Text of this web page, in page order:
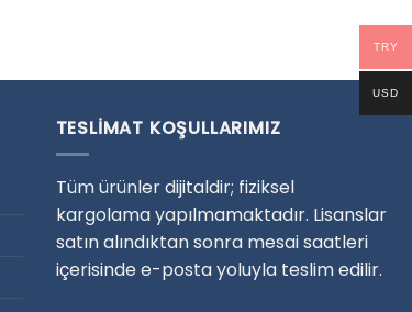
TESLIMAT KOŞULLARIMIZ
Tüm ürünler dijitaldir; fiziksel
kargolama yapılmamaktadır. Lisanslar
satın alındıktan sonra mesai saatleri
içerisinde e-posta yoluyla teslim edilir.
TRY
USD